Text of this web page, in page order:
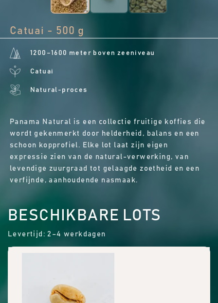
Catuai - 500 g
1200–1600 meter boven zeeniveau
Catuai
Natural-proces
Panama Natural is een collectie fruitige koffies die
wordt gekenmerkt door helderheid, balans en een
schoon kopprofiel. Elke lot laat zijn eigen
expressie zien van de natural-verwerking, van
levendige zuurgraad tot gelaagde zoetheid en een
verfijnde, aanhoudende nasmaak.
BESCHIKBARE LOTS
Levertijd: 2–4 werkdagen